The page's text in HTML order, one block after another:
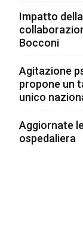
Impatto
Bocconi
Agitazione
propone un
unico
Aggiornate
ospedaliera